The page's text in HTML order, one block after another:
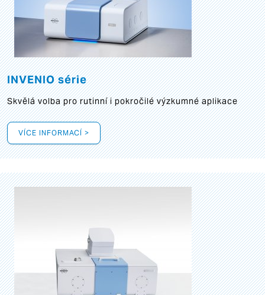
INVENIO série
Skvělá volba pro rutinní i pokročilé výzkumné aplikace
VÍCE INFORMACÍ >